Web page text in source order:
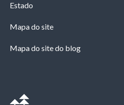
Estado
Mapa do site
Mapa do site do blog